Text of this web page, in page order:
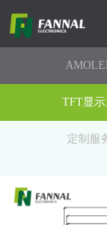
TFT显
定制服